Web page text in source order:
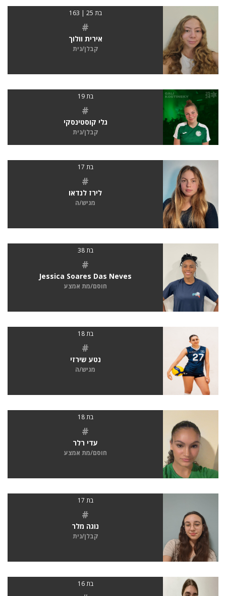
בת 25 | 163
#
אירית וולוך
קבלן/נית
בת 19
#
גלי קוסטינסקי
קבלן/נית
בת 17
#
לירז לנדאו
מגיש/ה
בת 38
#
Jessica Soares Das Neves
חוסם/מת אמצע
בת 18
#
נטע שירזי
מגיש/ה
בת 18
#
עדי רלר
חוסם/מת אמצע
בת 17
#
נוגה מלר
קבלן/נית
בת 16